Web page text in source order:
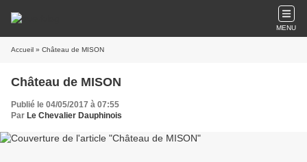
MENU
Accueil » Château de MISON
Château de MISON
Publié le 04/05/2017 à 07:55
Par Le Chevalier Dauphinois